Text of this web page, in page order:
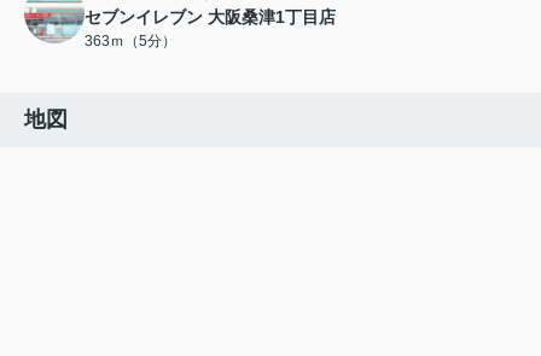
セブンイレブン 大阪桑津1丁目店
363ｍ（5分）
地図